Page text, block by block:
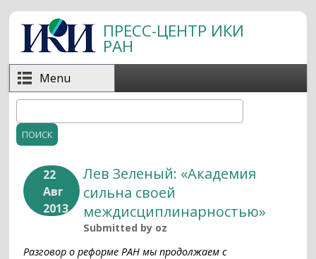
Перейти к основному содержанию
ПРЕСС-ЦЕНТР ИКИ
РАН
Menu
Форма поиска
22
Авг
2013
Лев Зеленый: «Академия
сильна своей
междисциплинарностью»
Submitted by oz
Разговор о реформе РАН мы продолжаем с